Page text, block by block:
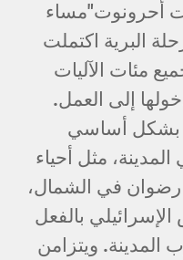
أحرونوت"مساء
البرية اكتملت
مئات الآليات
إلى العمل.
بشكل أساسي
مثل أحياء
رضوان في الشمال،
بالفعل
المدينة. ويتزامن